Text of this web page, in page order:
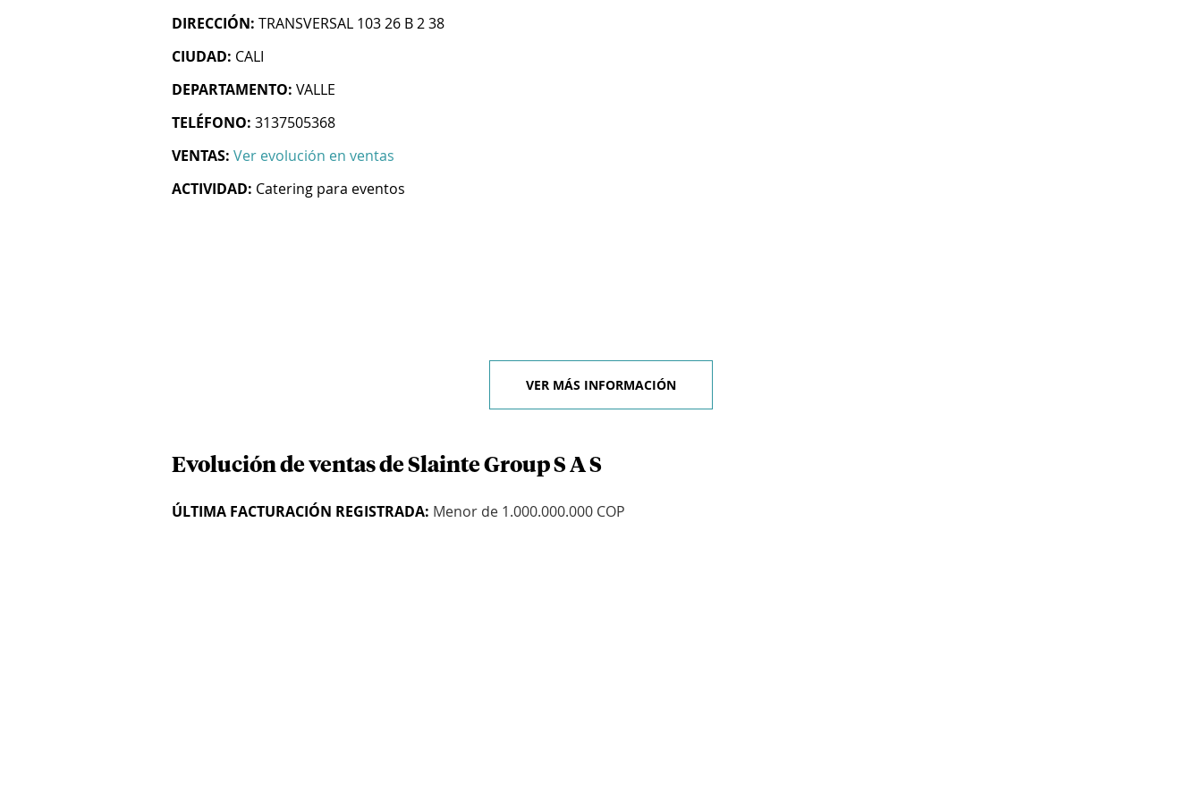
DIRECCIÓN: TRANSVERSAL 103 26 B 2 38
CIUDAD: CALI
DEPARTAMENTO: VALLE
TELÉFONO: 3137505368
VENTAS: Ver evolución en ventas
ACTIVIDAD: Catering para eventos
VER MÁS INFORMACIÓN
Evolución de ventas de Slainte Group S A S
ÚLTIMA FACTURACIÓN REGISTRADA: Menor de 1.000.000.000 COP